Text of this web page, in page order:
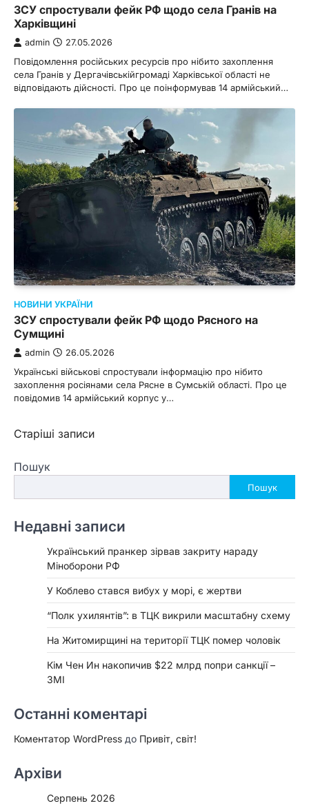
ЗСУ спростували фейк РФ щодо села Гранів на
Харківщині
admin 27.05.2026
Повідомлення російських ресурсів про нібито захоплення
села Гранів у Дергачівськійгромаді Харківської області не
відповідають дійсності. Про це поінформував 14 армійський…
НОВИНИ УКРАЇНИ
ЗСУ спростували фейк РФ щодо Рясного на
Сумщині
admin 26.05.2026
Українські військові спростували інформацію про нібито
захоплення росіянами села Рясне в Сумській області. Про це
повідомив 14 армійський корпус у…
Навігація
записами
Старіші записи
Пошук
Пошук
Недавні записи
Український пранкер зірвав закриту нараду
Міноборони РФ
У Коблево стався вибух у морі, є жертви
“Полк ухилянтів”: в ТЦК викрили масштабну схему
На Житомирщині на території ТЦК помер чоловік
Кім Чен Ин накопичив $22 млрд попри санкції –
ЗМІ
Останні коментарі
Коментатор WordPress до Привіт, світ!
Архіви
Серпень 2026